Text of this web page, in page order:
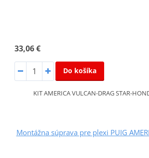
33,06 €
Do košíka
KIT AMERICA VULCAN-DRAG STAR-
Montážna súprava pre plexi PUIG